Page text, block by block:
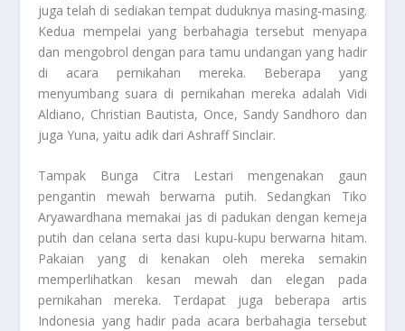
juga telah di sediakan tempat duduknya masing-masing.
Kedua mempelai yang berbahagia tersebut menyapa
dan mengobrol dengan para tamu undangan yang hadir
di acara pernikahan mereka. Beberapa yang
menyumbang suara di pernikahan mereka adalah Vidi
Aldiano, Christian Bautista, Once, Sandy Sandhoro dan
juga Yuna, yaitu adik dari Ashraff Sinclair.
Tampak Bunga Citra Lestari mengenakan gaun
pengantin mewah berwarna putih. Sedangkan Tiko
Aryawardhana memakai jas di padukan dengan kemeja
putih dan celana serta dasi kupu-kupu berwarna hitam.
Pakaian yang di kenakan oleh mereka semakin
memperlihatkan kesan mewah dan elegan pada
pernikahan mereka. Terdapat juga beberapa artis
Indonesia yang hadir pada acara berbahagia tersebut